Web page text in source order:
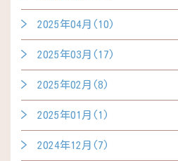
2025年04月(10)
2025年03月(17)
2025年02月(8)
2025年01月(1)
2024年12月(7)